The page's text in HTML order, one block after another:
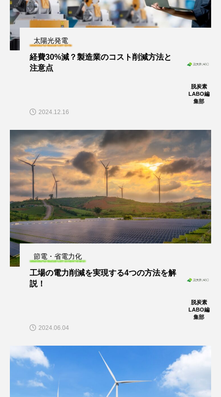
太陽光発電
経費30%減？製造業のコスト削減方法と
注意点
脱炭素
LABO編
集部
2024.12.16
節電・省電力化
工場の電力削減を実現する4つの方法を解
説！
脱炭素
LABO編
集部
2024.06.04